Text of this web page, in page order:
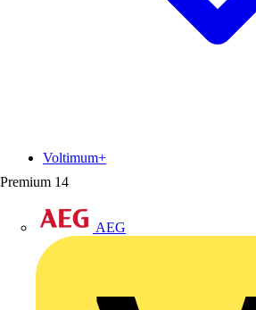
Premium 14
AEG
Voltimum+